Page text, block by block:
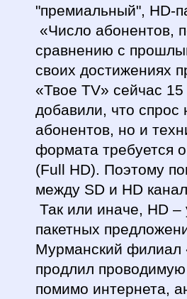
"премиальный", HD-
«Число абонентов,
сравнению с
своих достижениях
«Твое TV» сейчас
добавили, что
абонентов, но и
формата требуется
(Full HD). Поэтому
между SD и HD
Так или иначе, HD
пакетных
Мурманский филиал
продлил
помимо интернета,